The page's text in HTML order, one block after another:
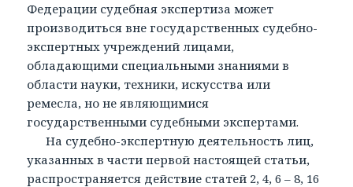
Федерации судебная экспертиза может
производиться вне государственных судебно-
экспертных учреждений лицами,
обладающими специальными знаниями в
области науки, техники, искусства или
ремесла, но не являющимися
государственными судебными экспертами.
На судебно-экспертную деятельность лиц,
указанных в части первой настоящей статьи,
распространяется действие статей 2, 4, 6 – 8, 16